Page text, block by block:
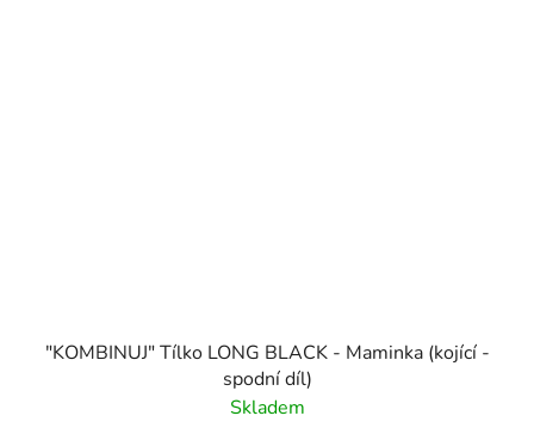
"KOMBINUJ" Tílko LONG BLACK - Maminka (kojící -
spodní díl)
Skladem